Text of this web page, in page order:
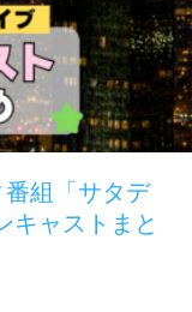
番組「サタデ
キャストまと